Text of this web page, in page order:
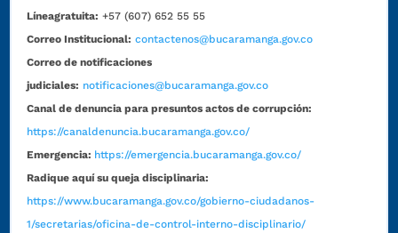
Líneagratuita: +57 (607) 652 55 55
Correo Institucional: contactenos@bucaramanga.gov.co
Correo de notificaciones
judiciales: notificaciones@bucaramanga.gov.co
Canal de denuncia para presuntos actos de corrupción:
https://canaldenuncia.bucaramanga.gov.co/
Emergencia: https://emergencia.bucaramanga.gov.co/
Radique aquí su queja disciplinaria:
https://www.bucaramanga.gov.co/gobierno-ciudadanos-
1/secretarias/oficina-de-control-interno-disciplinario/